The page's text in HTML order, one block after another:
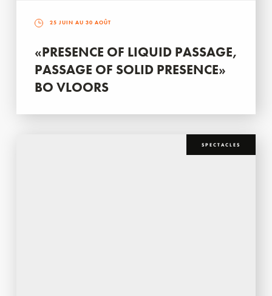
25 JUIN AU 30 AOÛT
«PRESENCE OF LIQUID PASSAGE,
PASSAGE OF SOLID PRESENCE»
BO VLOORS
SPECTACLES